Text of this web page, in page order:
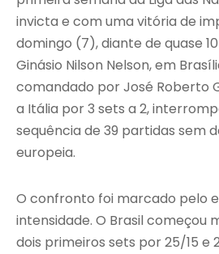
invicta e com uma vitória de
domingo (7), diante de quase
Ginásio Nilson Nelson, em
comandado por José Roberto
a Itália por 3 sets a 2,
sequência de 39 partidas sem
europeia.
O confronto foi marcado pelo
intensidade. O Brasil começou
dois primeiros sets por 25/15 e